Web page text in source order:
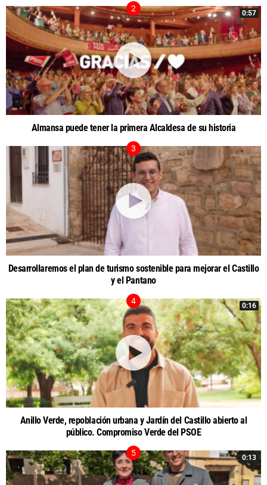
0:57
Almansa puede tener la primera Alcaldesa de su historia
Desarrollaremos el plan de turismo sostenible para mejorar el Castillo
y el Pantano
0:16
Anillo Verde, repoblación urbana y Jardín del Castillo abierto al
público. Compromiso Verde del PSOE
0:13